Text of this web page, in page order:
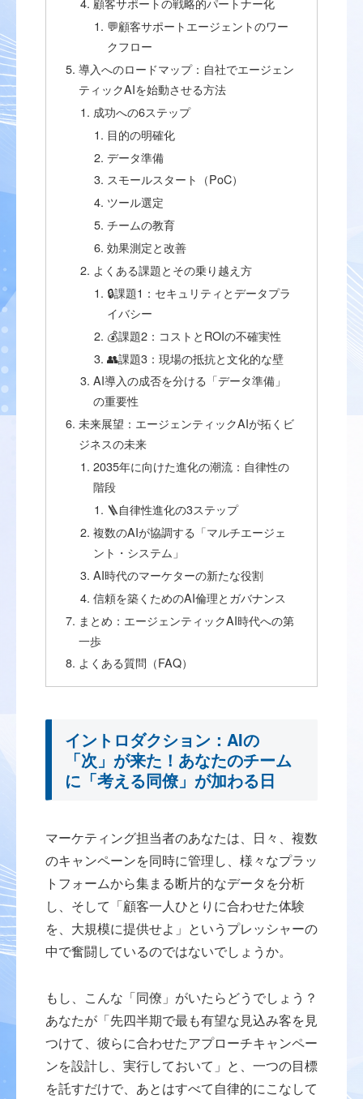
💬顧客サポートエージェントのワー
クフロー
導入へのロードマップ：自社でエージェン
ティックAIを始動させる方法
成功への6ステップ
目的の明確化
データ準備
スモールスタート（PoC）
ツール選定
チームの教育
効果測定と改善
よくある課題とその乗り越え方
🔒課題1：セキュリティとデータプラ
イバシー
💰課題2：コストとROIの不確実性
👥課題3：現場の抵抗と文化的な壁
AI導入の成否を分ける「データ準備」
の重要性
未来展望：エージェンティックAIが拓くビ
ジネスの未来
2035年に向けた進化の潮流：自律性の
階段
🪜自律性進化の3ステップ
複数のAIが協調する「マルチエージェ
ント・システム」
AI時代のマーケターの新たな役割
信頼を築くためのAI倫理とガバナンス
まとめ：エージェンティックAI時代への第
一歩
よくある質問（FAQ）
イントロダクション：AIの
「次」が来た！あなたのチーム
に「考える同僚」が加わる日
マーケティング担当者のあなたは、日々、複数
のキャンペーンを同時に管理し、様々なプラッ
トフォームから集まる断片的なデータを分析
し、そして「顧客一人ひとりに合わせた体験
を、大規模に提供せよ」というプレッシャーの
中で奮闘しているのではないでしょうか。
もし、こんな「同僚」がいたらどうでしょう？
あなたが「先四半期で最も有望な見込み客を見
つけて、彼らに合わせたアプローチキャンペー
ンを設計し、実行しておいて」と、一つの目標
を託すだけで、あとはすべて自律的にこなして